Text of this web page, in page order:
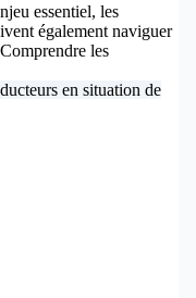
essentiel, les
également naviguer
les
en situation de